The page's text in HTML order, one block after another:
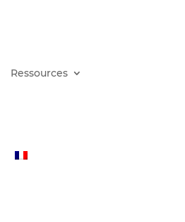
Ressources